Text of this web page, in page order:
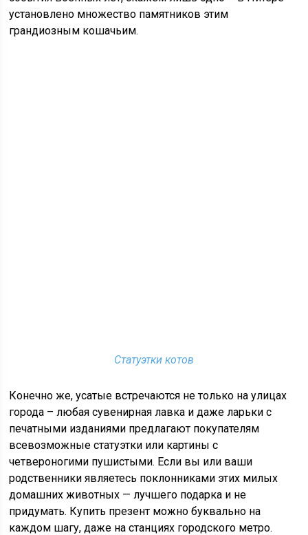
установлено множество памятников этим
грандиозным кошачьим.
Статуэтки котов
Конечно же, усатые встречаются не только на улицах
города – любая сувенирная лавка и даже ларьки с
печатными изданиями предлагают покупателям
всевозможные статуэтки или картины с
четвероногими пушистыми. Если вы или ваши
родственники являетесь поклонниками этих милых
домашних животных — лучшего подарка и не
придумать. Купить презент можно буквально на
каждом шагу, даже на станциях городского метро.